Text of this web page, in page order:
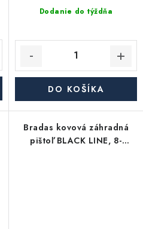
Dodanie do týždňa
DO KOŠÍKA
Bradas kovová záhradná
pištoľ BLACK LINE, 8-